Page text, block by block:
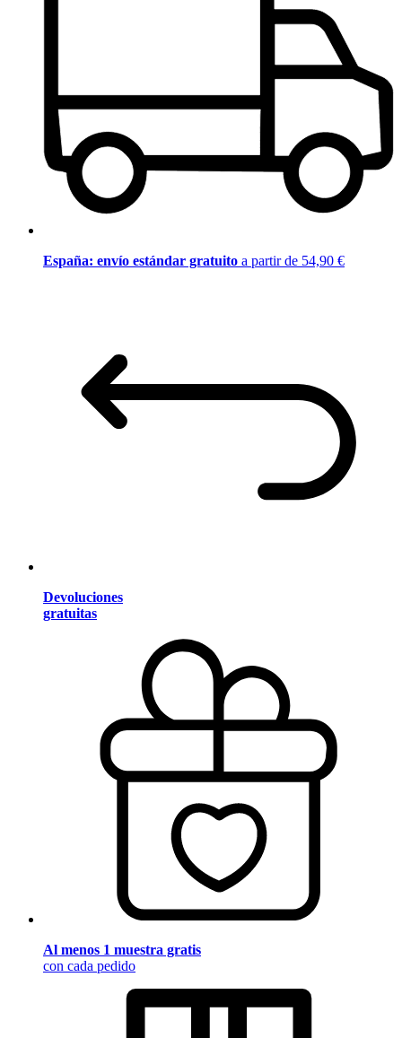
España: envío estándar gratuito a partir de 54,90 €
Devoluciones
gratuitas
Al menos 1 muestra gratis
con cada pedido